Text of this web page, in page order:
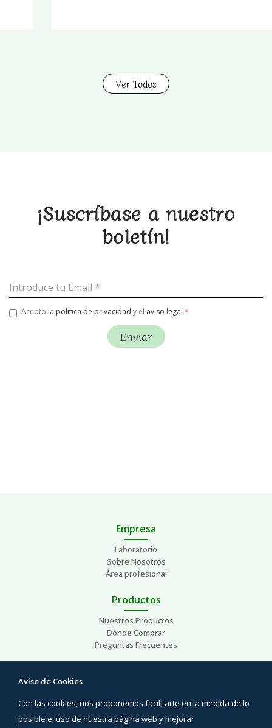
Ver Todos
¡Suscríbase a nuestro
boletín!
Email
Acepto la política de privacidad y el aviso legal
Enviar
Empresa
Laboratorio
Sobre Nosotros
Área profesional
Productos
Nuestros Productos
Dónde Comprar
Preguntas Frecuentes
Áreas de interés
Contacto
Aviso de Cookies
Con las cookies, nos proponemos facilitarte en la medida de lo
posible el uso de nuestra página web y mejorar